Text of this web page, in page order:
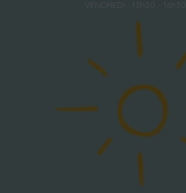
VENDREDI : 13h30 - 16h30